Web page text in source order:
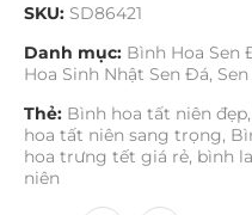
SKU: SD86421
Danh mục: Bình Hoa Sen
Hoa Sinh Nhật Sen Đá,
Thẻ: Bình hoa tất niên đẹp,
hoa tất niên sang trọng,
hoa trưng tết giá rẻ, bình
niên